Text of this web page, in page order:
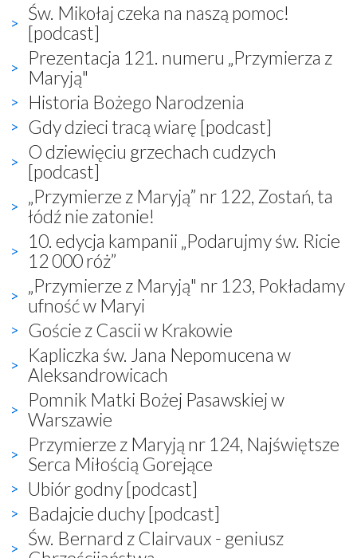
Św. Mikołaj czeka na naszą pomoc!
[podcast]
Prezentacja 121. numeru „Przymierza z
Maryją"
Historia Bożego Narodzenia
Gdy dzieci tracą wiarę [podcast]
O dziewięciu grzechach cudzych
[podcast]
„Przymierze z Maryją” nr 122, Zostań, ta
łódź nie zatonie!
10. edycja kampanii „Podarujmy św. Ricie
12 000 róż”
„Przymierze z Maryją" nr 123, Pokładamy
ufność w Maryi
Goście z Cascii w Krakowie
Kapliczka św. Jana Nepomucena w
Aleksandrowicach
Pomnik Matki Bożej Pasawskiej w
Warszawie
Przymierze z Maryją nr 124, Najświętsze
Serca Miłością Gorejące
Ubiór godny [podcast]
Badajcie duchy [podcast]
Św. Bernard z Clairvaux - geniusz